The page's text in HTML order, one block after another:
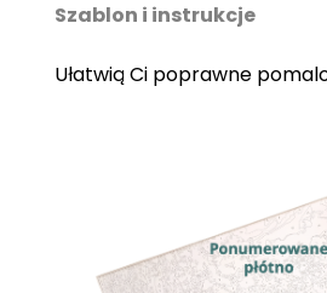
Szablon i instrukcje
Ułatwią Ci poprawne